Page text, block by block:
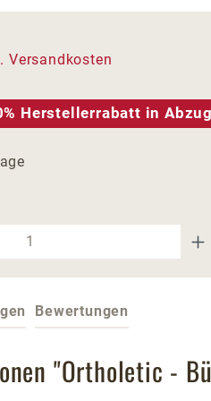
Versandkosten
Herstellerrabatt in
Gib den
Bewertungen
"Ortholetic -